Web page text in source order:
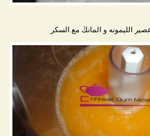
الليمونه و المانڭ مع السكر